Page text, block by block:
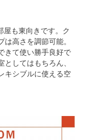
屋も東向きです。ク
高さを調節可能。
きて使い勝手良好で
してはもちろん、
キシブルに使える空